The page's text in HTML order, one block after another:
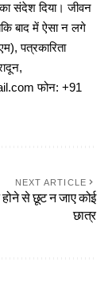
संदेश दिया। जीवन
बाद में ऐसा न लगे
पत्रकारिता
फोन: +91
NEXT ARTICLE
से छूट न जाए कोई
छात्र